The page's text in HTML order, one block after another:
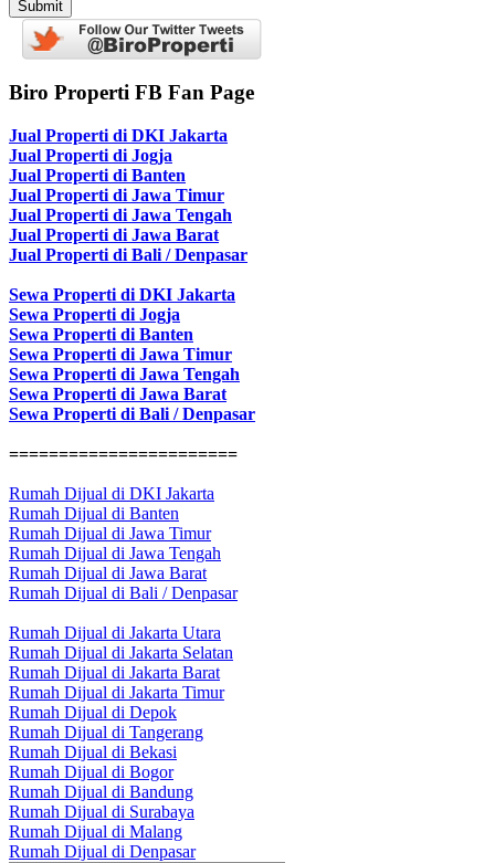
Biro Properti FB Fan Page
Jual Properti di DKI Jakarta
Jual Properti di Jogja
Jual Properti di Banten
Jual Properti di Jawa Timur
Jual Properti di Jawa Tengah
Jual Properti di Jawa Barat
Jual Properti di Bali / Denpasar
Sewa Properti di DKI Jakarta
Sewa Properti di Jogja
Sewa Properti di Banten
Sewa Properti di Jawa Timur
Sewa Properti di Jawa Tengah
Sewa Properti di Jawa Barat
Sewa Properti di Bali / Denpasar
=======================
Rumah Dijual di DKI Jakarta
Rumah Dijual di Banten
Rumah Dijual di Jawa Timur
Rumah Dijual di Jawa Tengah
Rumah Dijual di Jawa Barat
Rumah Dijual di Bali / Denpasar
Rumah Dijual di Jakarta Utara
Rumah Dijual di Jakarta Selatan
Rumah Dijual di Jakarta Barat
Rumah Dijual di Jakarta Timur
Rumah Dijual di Depok
Rumah Dijual di Tangerang
Rumah Dijual di Bekasi
Rumah Dijual di Bogor
Rumah Dijual di Bandung
Rumah Dijual di Surabaya
Rumah Dijual di Malang
Rumah Dijual di Denpasar